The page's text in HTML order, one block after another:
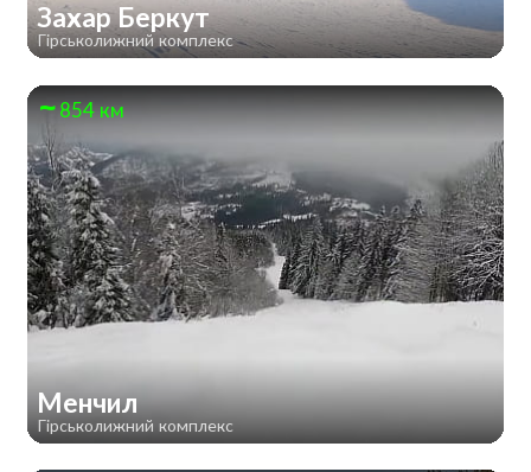
Захар Беркут
Гірськолижний комплекс
854 км
Менчил
Гірськолижний комплекс